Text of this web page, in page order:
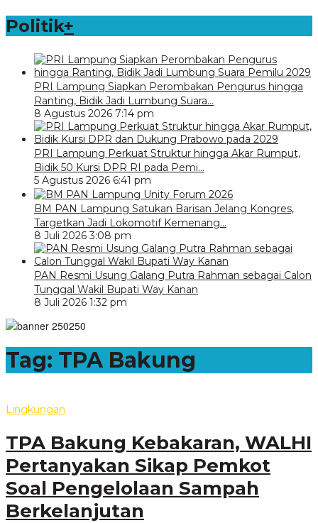
Politik+
PRI Lampung Siapkan Perombakan Pengurus hingga
Ranting, Bidik Jadi Lumbung Suara…
8 Agustus 2026 7:14 pm
PRI Lampung Perkuat Struktur hingga Akar Rumput,
Bidik 50 Kursi DPR RI pada Pemi…
5 Agustus 2026 6:41 pm
BM PAN Lampung Satukan Barisan Jelang Kongres,
Targetkan Jadi Lokomotif Kemenang…
8 Juli 2026 3:08 pm
PAN Resmi Usung Galang Putra Rahman sebagai Calon
Tunggal Wakil Bupati Way Kanan
8 Juli 2026 1:32 pm
Tag: TPA Bakung
Lingkungan
TPA Bakung Kebakaran, WALHI
Pertanyakan Sikap Pemkot
Soal Pengelolaan Sampah
Berkelanjutan